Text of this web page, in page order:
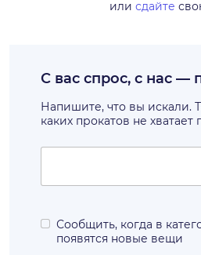
или сдайте
С вас спрос, с нас —
Напишите, что вы искали.
каких прокатов не хватает
Сообщить, когда в
появятся новые вещи